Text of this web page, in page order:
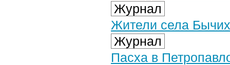
Журнал
Жители села
Журнал
Пасха в